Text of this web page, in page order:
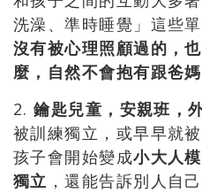
洗澡、準時睡覺」這些
沒有被心理照顧過的，
麼，自然不會抱有跟爸媽
2.鑰匙兒童，安親班，
被訓練獨立，或早早就
孩子會開始變成小大人
獨立 ，還能告訴別人自